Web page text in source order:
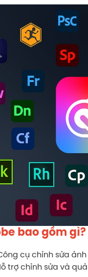
bao gồm gì?
cụ chỉnh sửa
trợ chỉnh sửa và